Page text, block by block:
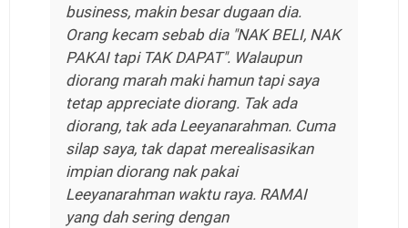
business, makin besar dugaan dia.
Orang kecam sebab dia "NAK BELI, NAK
PAKAI tapi TAK DAPAT". Walaupun
diorang marah maki hamun tapi saya
tetap appreciate diorang. Tak ada
diorang, tak ada Leeyanarahman. Cuma
silap saya, tak dapat merealisasikan
impian diorang nak pakai
Leeyanarahman waktu raya. RAMAI
yang dah sering dengan